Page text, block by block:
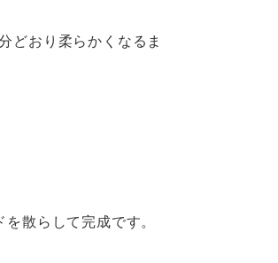
どおり柔らかくなるま
散らして完成です。